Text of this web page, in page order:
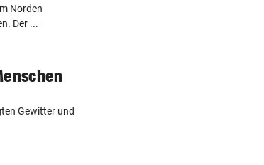
Norden
Der ...
Gewitter und